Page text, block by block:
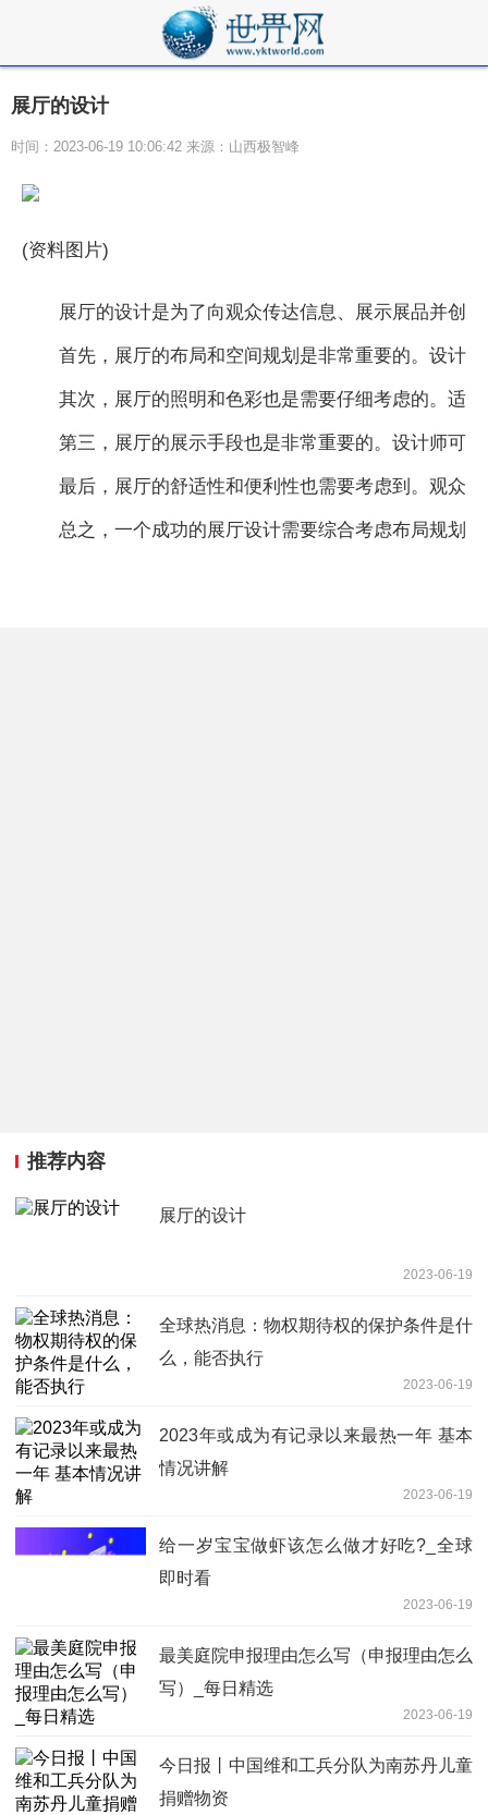
展厅的设计
时间：2023-06-19 10:06:42 来源：山西极智峰
(资料图片)
展厅的设计是为了向观众传达信息、展示展品并创
首先，展厅的布局和空间规划是非常重要的。设计
其次，展厅的照明和色彩也是需要仔细考虑的。适
第三，展厅的展示手段也是非常重要的。设计师可
最后，展厅的舒适性和便利性也需要考虑到。观众
总之，一个成功的展厅设计需要综合考虑布局规划
推荐内容
展厅的设计
2023-06-19
全球热消息：物权期待权的保护条件是什
么，能否执行
2023-06-19
2023年或成为有记录以来最热一年 基本
情况讲解
2023-06-19
给一岁宝宝做虾该怎么做才好吃?_全球
即时看
2023-06-19
最美庭院申报理由怎么写（申报理由怎么
写）_每日精选
2023-06-19
今日报丨中国维和工兵分队为南苏丹儿童
捐赠物资